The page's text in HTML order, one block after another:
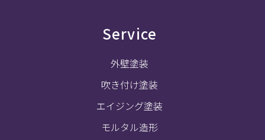
Service
外壁塗装
吹き付け塗装
エイジング塗装
モルタル造形